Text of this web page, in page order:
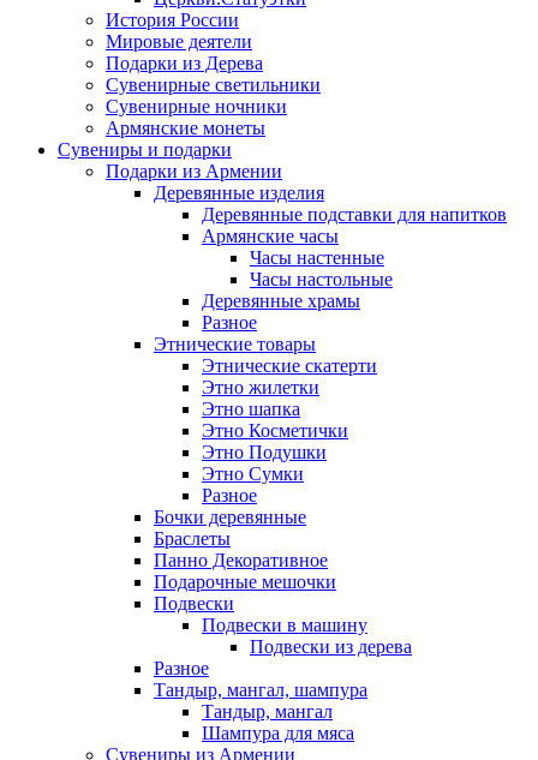
История России
Мировые деятели
Подарки из Дерева
Сувенирные светильники
Сувенирные ночники
Армянские монеты
Сувениры и подарки
Подарки из Армении
Деревянные изделия
Деревянные подставки для напитков
Армянские часы
Часы настенные
Часы настольные
Деревянные храмы
Разное
Этнические товары
Этнические скатерти
Этно жилетки
Этно шапка
Этно Косметички
Этно Подушки
Этно Сумки
Разное
Бочки деревянные
Браслеты
Панно Декоративное
Подарочные мешочки
Подвески
Подвески в машину
Подвески из дерева
Разное
Тандыр, мангал, шампура
Тандыр, мангал
Шампура для мяса
Сувениры из Армении